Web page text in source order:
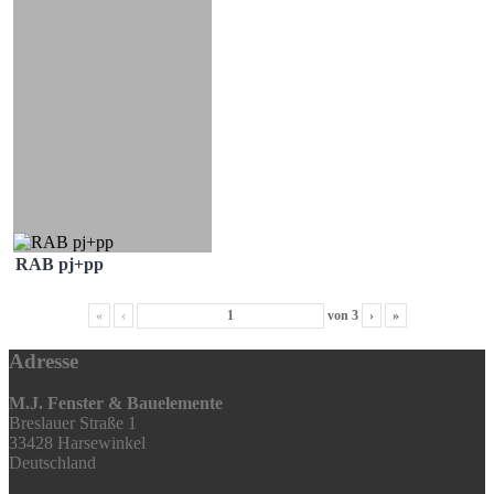
RAB pj+pp
« ‹ von 3 › »
Adresse
M.J. Fenster & Bauelemente
Breslauer Straße 1
33428 Harsewinkel
Deutschland